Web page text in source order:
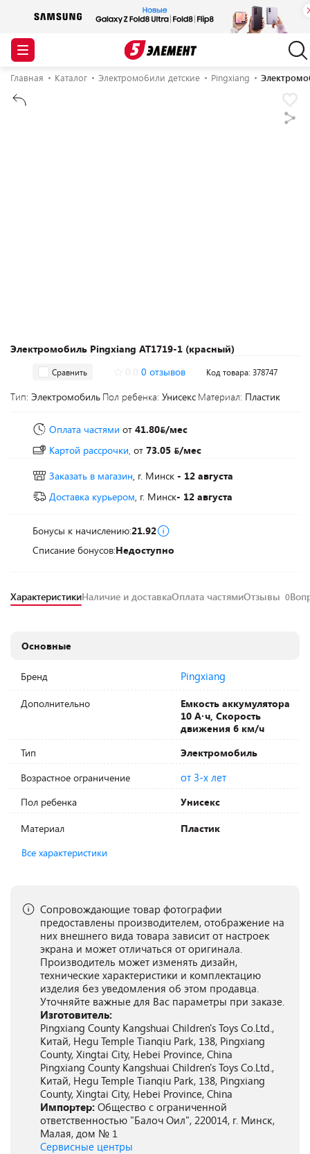
Главная Каталог Электромобили детские Pingxiang
Электромобиль Pingxiang AT1719-1 (красный)
Сравнить 0 отзывов Код товара: 378747
Тип: Электромобиль Пол ребенка: Унисекс Материал: Пластик
Оплата частями от 41.80 /мес
Картой рассрочки, от 73.05
/мес
Заказать в магазин, г. Минск - 12 августа
Доставка курьером, г. Минск- 12 августа
Бонусы к начислению:21.92
Списание бонусов:Недоступно
ХарактеристикиНаличие и доставкаОплата частямиОтзывы 0
Основные
Бренд Pingxiang
Дополнительно
Емкость аккумулятора
10 А·ч, Скорость
движения 6 км/ч
Тип
Электромобиль
Возрастное ограничение
от 3-х лет
Пол ребенка
Унисекс
Материал
Пластик
Все характеристики
Сопровождающие товар фотографии
предоставлены производителем, отображение на
них внешнего вида товара зависит от настроек
экрана и может отличаться от оригинала.
Производитель может изменять дизайн,
технические характеристики и комплектацию
изделия без уведомления об этом продавца.
Уточняйте важные для Вас параметры при заказе.
Изготовитель:
Pingxiang County Kangshuai Children's Toys Co.Ltd.,
Китай, Hegu Temple Tianqiu Park, 138, Pingxiang
County, Xingtai City, Hebei Province, China
Pingxiang County Kangshuai Children's Toys Co.Ltd.,
Китай, Hegu Temple Tianqiu Park, 138, Pingxiang
County, Xingtai City, Hebei Province, China
Импортер: Общество с ограниченной
ответственностью "Балоч Оил", 220014, г. Минск,
Малая, дом № 1
Сервисные центры